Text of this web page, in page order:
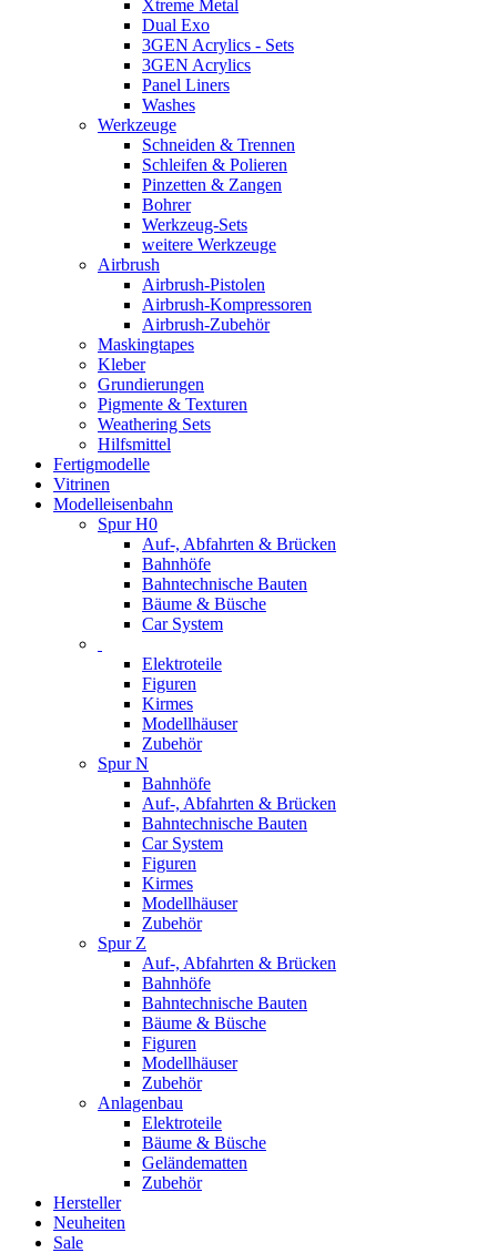
Xtreme Metal
Dual Exo
3GEN Acrylics - Sets
3GEN Acrylics
Panel Liners
Washes
Werkzeuge
Schneiden & Trennen
Schleifen & Polieren
Pinzetten & Zangen
Bohrer
Werkzeug-Sets
weitere Werkzeuge
Airbrush
Airbrush-Pistolen
Airbrush-Kompressoren
Airbrush-Zubehör
Maskingtapes
Kleber
Grundierungen
Pigmente & Texturen
Weathering Sets
Hilfsmittel
Fertigmodelle
Vitrinen
Modelleisenbahn
Spur H0
Auf-, Abfahrten & Brücken
Bahnhöfe
Bahntechnische Bauten
Bäume & Büsche
Car System
Elektroteile
Figuren
Kirmes
Modellhäuser
Zubehör
Spur N
Bahnhöfe
Auf-, Abfahrten & Brücken
Bahntechnische Bauten
Car System
Figuren
Kirmes
Modellhäuser
Zubehör
Spur Z
Auf-, Abfahrten & Brücken
Bahnhöfe
Bahntechnische Bauten
Bäume & Büsche
Figuren
Modellhäuser
Zubehör
Anlagenbau
Elektroteile
Bäume & Büsche
Geländematten
Zubehör
Hersteller
Neuheiten
Sale